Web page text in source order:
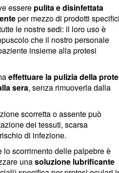
essere pulita e disinfettata
per mezzo di prodotti
le nostre sedi: il loro uso è
che il nostro personale
insieme alla protesi
effettuare la pulizia della
sera, senza rimuoverla dalla
scorretta o assente può
dei tessuti, scarsa
di infezione.
lo scorrimento delle palpebre è
unasoluzione lubrificante